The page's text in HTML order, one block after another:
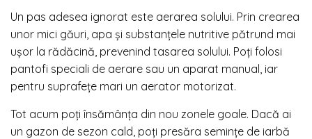
Un pas adesea ignorat este aerarea solului. Prin crearea
unor mici găuri, apa și substanțele nutritive pătrund mai
ușor la rădăcină, prevenind tasarea solului. Poți folosi
pantofi speciali de aerare sau un aparat manual, iar
pentru suprafețe mari un aerator motorizat.
Tot acum poți însămânța din nou zonele goale. Dacă ai
un gazon de sezon cald, poți presăra semințe de iarbă